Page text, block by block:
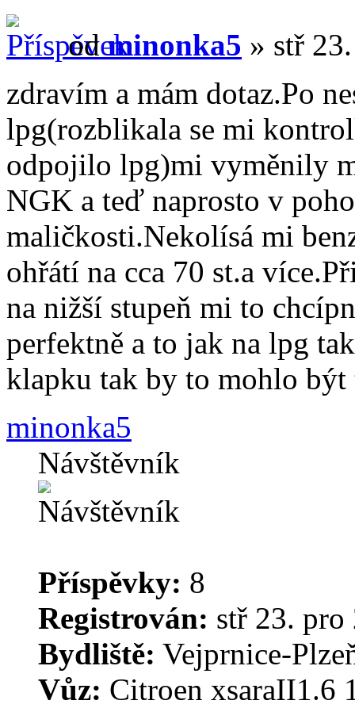
odminonka5 » stř
zdravím a mám dotaz.Po
lpg(rozblikala se mi
odpojilo lpg)mi vyměnily
NGK a teď naprosto v
maličkosti.Nekolísá mi
ohřátí na cca 70 st.a
na nižší stupeň mi to
perfektně a to jak na lpg
klapku tak by to mohlo být
minonka5
Návštěvník
Příspěvky: 8
Registrován: stř 23. pro
Bydliště: Vejprnice-
Vůz: Citroen xsaraII1.6